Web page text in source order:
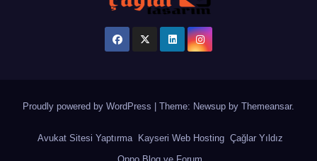
Proudly powered by WordPress | Theme: Newsup by Themeansar.
Avukat Sitesi Yaptırma Kayseri Web Hosting Çağlar Yıldız